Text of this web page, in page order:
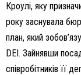
Кроулі, яку
року заснувала
план, який
DEI. Зайнявши
співробітників її